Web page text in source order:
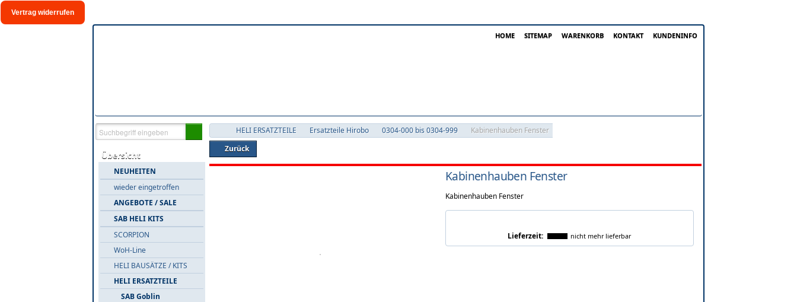
Vertrag widerrufen
HOME SITEMAP WARENKORB KONTAKT KUNDENINFO
Übersicht
NEUHEITEN
wieder eingetroffen
ANGEBOTE / SALE
SAB HELI KITS
SCORPION
WoH-Line
HELI BAUSÄTZE / KITS
HELI ERSATZTEILE
SAB Goblin
HELI ERSATZTEILE Ersatzteile Hirobo 0304-000 bis 0304-999
Kabinenhauben Fenster
Zurück
Kabinenhauben Fenster
Kabinenhauben Fenster
Lieferzeit: nicht mehr lieferbar